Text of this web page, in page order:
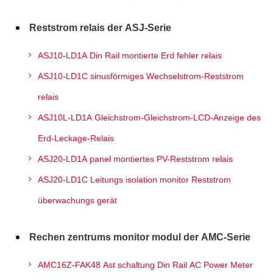
Reststrom relais der ASJ-Serie
ASJ10-LD1A Din Rail montierte Erd fehler relais
ASJ10-LD1C sinusförmiges Wechselstrom-Reststrom
relais
ASJ10L-LD1A Gleichstrom-Gleichstrom-LCD-Anzeige des
Erd-Leckage-Relais
ASJ20-LD1A panel montiertes PV-Reststrom relais
ASJ20-LD1C Leitungs isolation monitor Reststrom
überwachungs gerät
Rechen zentrums monitor modul der AMC-Serie
AMC16Z-FAK48 Ast schaltung Din Rail AC Power Meter